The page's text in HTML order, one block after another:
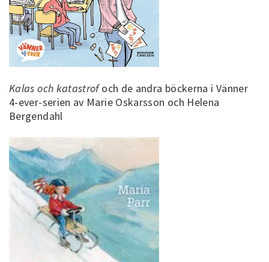
Kalas och katastrofoch de andra böckerna i Vänner
4-ever-serien av Marie Oskarsson och Helena
Bergendahl